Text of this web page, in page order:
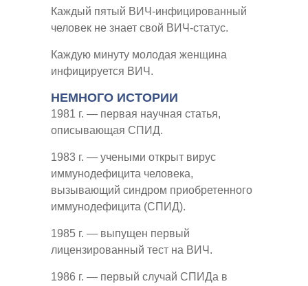
Каждый пятый ВИЧ-инфицированный
человек не знает свой ВИЧ-статус.
Каждую минуту молодая женщина
инфицируется ВИЧ.
НЕМНОГО ИСТОРИИ
1981 г. — первая научная статья,
описывающая СПИД.
1983 г. — учеными открыт вирус
иммунодефицита человека,
вызывающий синдром приобретенного
иммунодефицита (СПИД).
1985 г. — выпущен первый
лицензированный тест на ВИЧ.
1986 г. — первый случай СПИДа в